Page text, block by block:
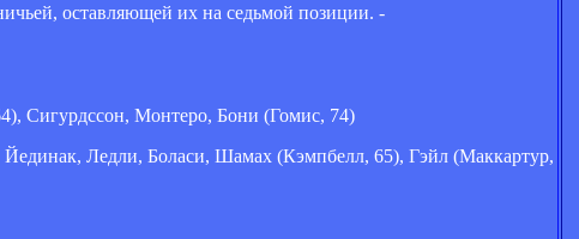
оставляющей их на седьмой позиции. -
Сигурдссон, Монтеро, Бони (Гомис, 74)
Ледли, Боласи, Шамах (Кэмпбелл, 65), Гэйл (Маккартур,